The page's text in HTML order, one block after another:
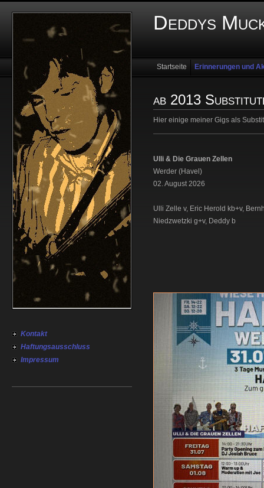
Deddys
Kontakt
Haftungsausschluss
Impressum
Startseite Erinnerungen und
ab 2013
Hier einige meiner Gigs als
Ulli & Die Grauen Zellen
Werder (Havel)
02. August 2026
Ulli Zelle v, Eric Herold kb+v,
Niedzwetzki g+v, Deddy b